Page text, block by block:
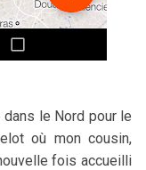
le Nord pour le
où mon cousin,
fois accueilli